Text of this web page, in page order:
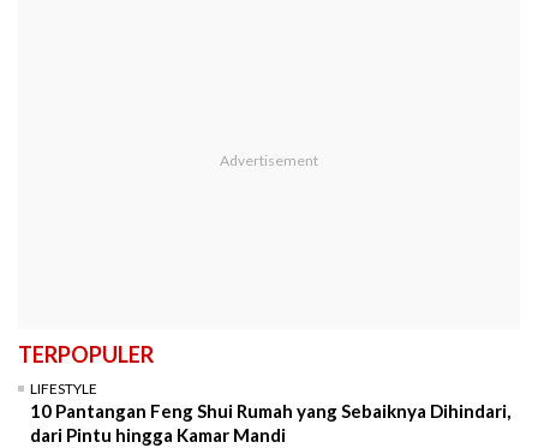
TERPOPULER
LIFESTYLE
10 Pantangan Feng Shui Rumah yang Sebaiknya Dihindari,
dari Pintu hingga Kamar Mandi